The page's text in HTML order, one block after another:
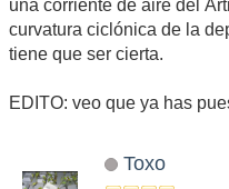
una corriente de aire del
curvatura ciclónica de la
tiene que ser cierta.
EDITO: veo que ya has
Toxo